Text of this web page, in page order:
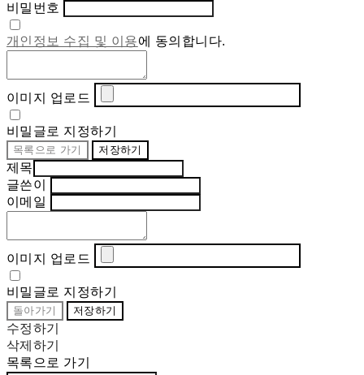
비밀번호
개인정보 수집 및 이용에 동의합니다.
이미지 업로드
비밀글로 지정하기
목록으로 가기 저장하기
제목
글쓴이
이메일
이미지 업로드
비밀글로 지정하기
돌아가기 저장하기
수정하기
삭제하기
목록으로 가기